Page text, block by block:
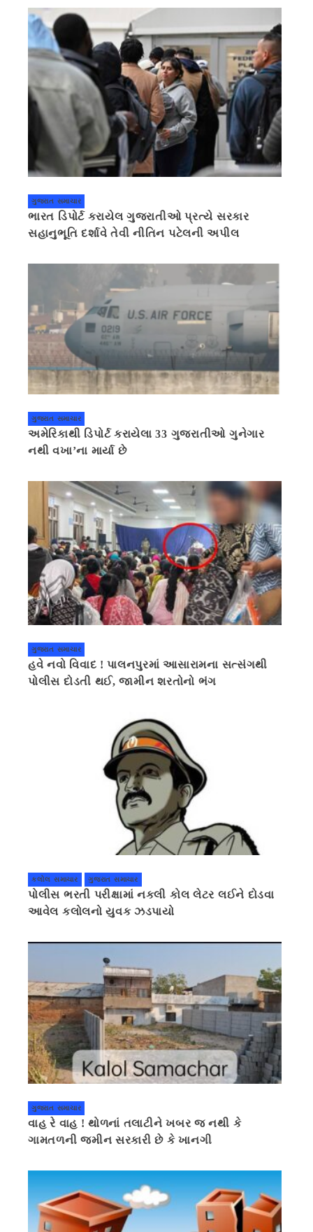
ગુજરાત સમાચાર
ભારત ડિપોર્ટ કરાયેલ ગુજરાતીઓ પ્રત્યે સરકાર
સહાનુભૂતિ દર્શાવે તેવી નીતિન પટેલની અપીલ
ગુજરાત સમાચાર
અમેરિકાથી ડિપોર્ટ કરાયેલા 33 ગુજરાતીઓ ગુનેગાર
નથી વખા’ના માર્યા છે
ગુજરાત સમાચાર
હવે નવો વિવાદ ! પાલનપુરમાં આસારામના સત્સંગથી
પોલીસ દોડતી થઈ, જામીન શરતોનો ભંગ
કલોલ સમાચાર ગુજરાત સમાચાર
પોલીસ ભરતી પરીક્ષામાં નકલી કોલ લેટર લઈને દોડવા
આવેલ કલોલનો યુવક ઝડપાયો
ગુજરાત સમાચાર
વાહ રે વાહ ! થોળનાં તલાટીને ખબર જ નથી કે
ગામતળની જમીન સરકારી છે કે ખાનગી